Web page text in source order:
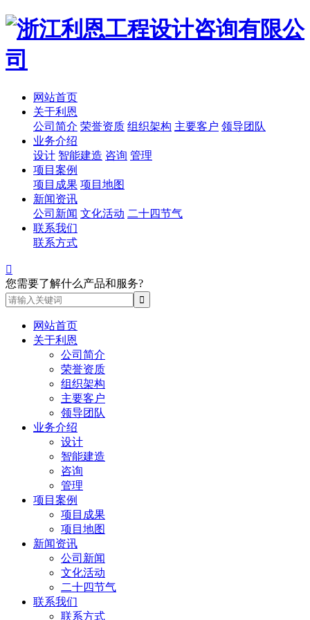
网站首页
关于利恩
公司简介 荣誉资质 组织架构 主要客户 领导团队
业务介绍
设计 智能建造 咨询 管理
项目案例
项目成果 项目地图
新闻资讯
公司新闻 文化活动 二十四节气
联系我们
联系方式

您需要了解什么产品和服务?
网站首页
关于利恩
公司简介
荣誉资质
组织架构
主要客户
领导团队
业务介绍
设计
智能建造
咨询
管理
项目案例
项目成果
项目地图
新闻资讯
公司新闻
文化活动
二十四节气
联系我们
联系方式